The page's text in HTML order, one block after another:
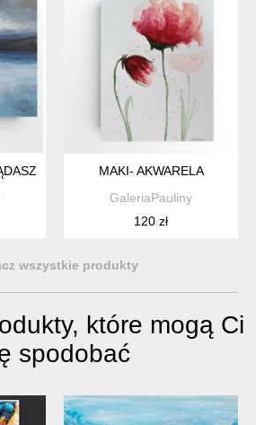
OBRAZ AKRYLOWY FORMATU 40/
MAKI- AKWARELA
GaleriaPauliny
120 zł
wszystkie produkty
które mogą Ci
spodobać